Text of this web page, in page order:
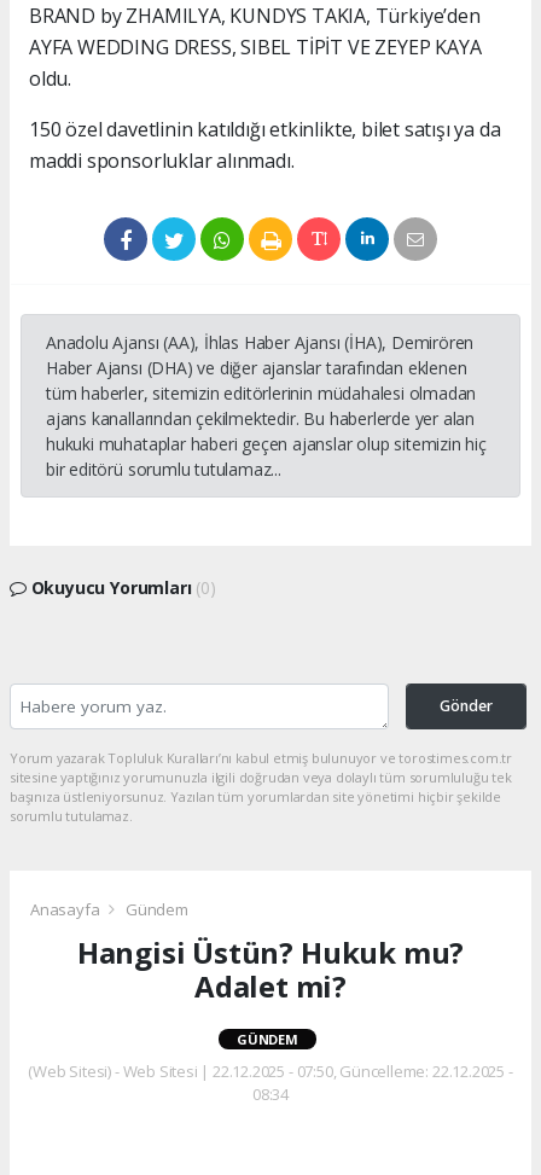
BRAND by ZHAMILYA, KUNDYS TAKIA, Türkiye’den
AYFA WEDDING DRESS, SIBEL TİPİT VE ZEYEP KAYA
oldu.
150 özel davetlinin katıldığı etkinlikte, bilet satışı ya da
maddi sponsorluklar alınmadı.
Anadolu Ajansı (AA), İhlas Haber Ajansı (İHA), Demirören
Haber Ajansı (DHA) ve diğer ajanslar tarafından eklenen
tüm haberler, sitemizin editörlerinin müdahalesi olmadan
ajans kanallarından çekilmektedir. Bu haberlerde yer alan
hukuki muhataplar haberi geçen ajanslar olup sitemizin hiç
bir editörü sorumlu tutulamaz...
Okuyucu Yorumları (0)
Gönder
Yorum yazarak Topluluk Kuralları’nı kabul etmiş bulunuyor ve torostimes.com.tr
sitesine yaptığınız yorumunuzla ilgili doğrudan veya dolaylı tüm sorumluluğu tek
başınıza üstleniyorsunuz. Yazılan tüm yorumlardan site yönetimi hiçbir şekilde
sorumlu tutulamaz.
Anasayfa Gündem
Hangisi Üstün? Hukuk mu?
Adalet mi?
GÜNDEM
(Web Sitesi) - Web Sitesi | 22.12.2025 - 07:50, Güncelleme: 22.12.2025 -
08:34